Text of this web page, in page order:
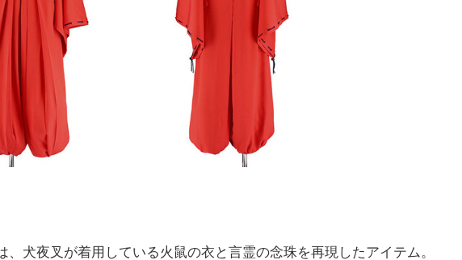
犬夜叉が着用している火鼠の衣と言霊の念珠を再現したアイテム。